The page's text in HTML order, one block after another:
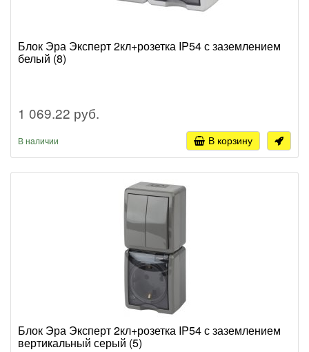
Блок Эра Эксперт 2кл+розетка IP54 с заземлением
белый (8)
1 069.22 руб.
В наличии В корзину
Блок Эра Эксперт 2кл+розетка IP54 с заземлением
вертикальный серый (5)